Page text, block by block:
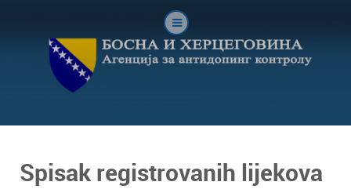
Spisak registrovanih lijekova